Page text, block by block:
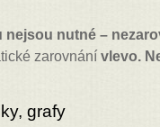
nejsou nutné –
zarovnánívlevo.
grafy